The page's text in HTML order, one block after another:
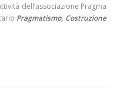
dell‘associazione Pragma
Pragmatismo, Costruzione